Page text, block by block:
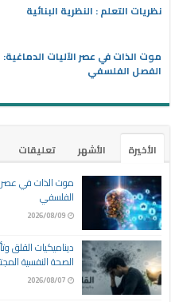
نظريات التعلم : النظرية البنائية
موت الذات في عصر الآليات
الفصل الفلسفي
الأخيرة الأشهر تعليقات
موت الذات في عصر
الفلسفي
2026/08/09
ديناميكيات القلق
الصحة النفسية
2026/08/07